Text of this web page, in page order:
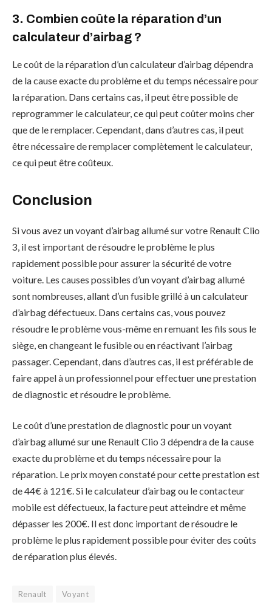
3. Combien coûte la réparation d’un
calculateur d’airbag ?
Le coût de la réparation d’un calculateur d’airbag dépendra
de la cause exacte du problème et du temps nécessaire pour
la réparation. Dans certains cas, il peut être possible de
reprogrammer le calculateur, ce qui peut coûter moins cher
que de le remplacer. Cependant, dans d’autres cas, il peut
être nécessaire de remplacer complètement le calculateur,
ce qui peut être coûteux.
Conclusion
Si vous avez un voyant d’airbag allumé sur votre Renault Clio
3, il est important de résoudre le problème le plus
rapidement possible pour assurer la sécurité de votre
voiture. Les causes possibles d’un voyant d’airbag allumé
sont nombreuses, allant d’un fusible grillé à un calculateur
d’airbag défectueux. Dans certains cas, vous pouvez
résoudre le problème vous-même en remuant les fils sous le
siège, en changeant le fusible ou en réactivant l’airbag
passager. Cependant, dans d’autres cas, il est préférable de
faire appel à un professionnel pour effectuer une prestation
de diagnostic et résoudre le problème.
Le coût d’une prestation de diagnostic pour un voyant
d’airbag allumé sur une Renault Clio 3 dépendra de la cause
exacte du problème et du temps nécessaire pour la
réparation. Le prix moyen constaté pour cette prestation est
de 44€ à 121€. Si le calculateur d’airbag ou le contacteur
mobile est défectueux, la facture peut atteindre et même
dépasser les 200€. Il est donc important de résoudre le
problème le plus rapidement possible pour éviter des coûts
de réparation plus élevés.
Renault Voyant